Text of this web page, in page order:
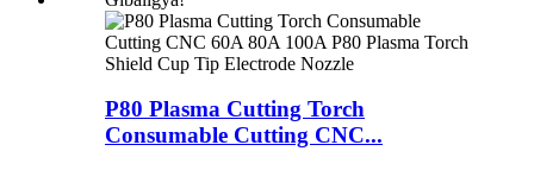
P80 Plasma Cutting Torch
Consumable Cutting CNC...